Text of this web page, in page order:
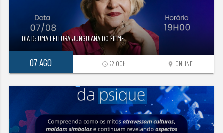
DIA D: UMA LEITURA JUNGUIANA DO FILME
07 AGO location_on ONLINE
access_time 22:00h